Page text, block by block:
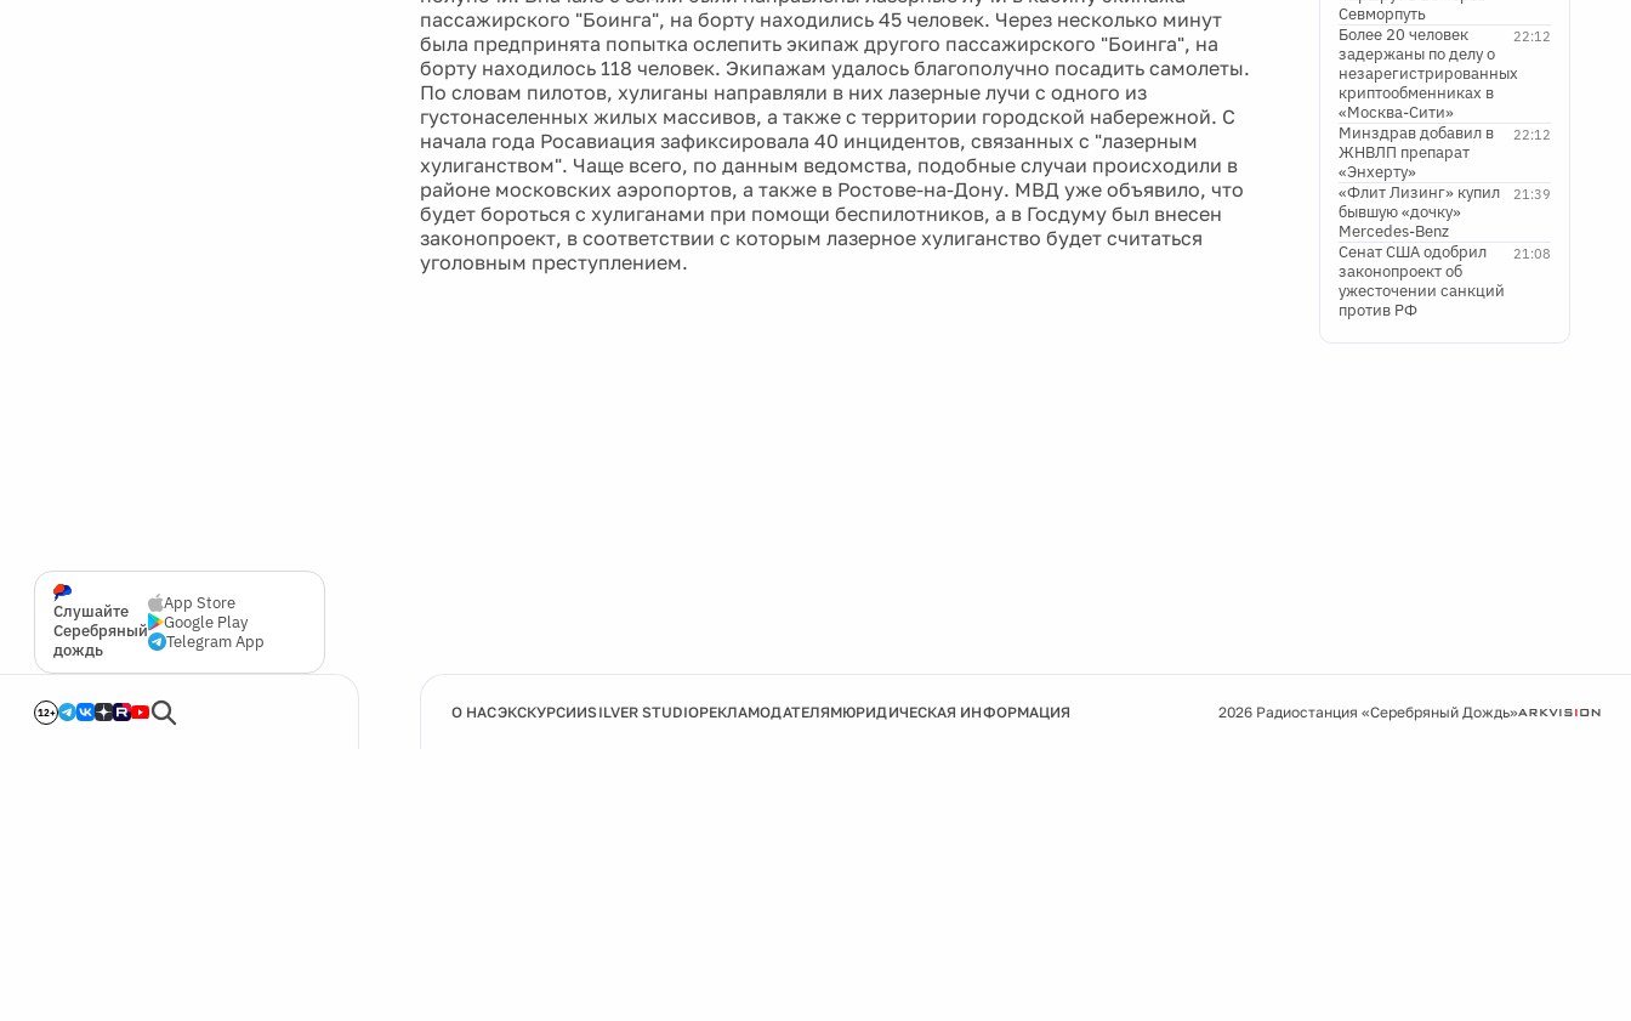
Слушайте
Серебряный
дождь
App Store
Google Play
Telegram App
12+
пассажирского "Боинга", на борту находились 45 человек. Через несколько минут
была предпринята попытка ослепить экипаж другого пассажирского "Боинга", на
борту находилось 118 человек. Экипажам удалось благополучно посадить самолеты.
По словам пилотов, хулиганы направляли в них лазерные лучи с одного из
густонаселенных жилых массивов, а также с территории городской набережной. С
начала года Росавиация зафиксировала 40 инцидентов, связанных с "лазерным
хулиганством". Чаще всего, по данным ведомства, подобные случаи происходили в
районе московских аэропортов, а также в Ростове-на-Дону. МВД уже объявило, что
будет бороться с хулиганами при помощи беспилотников, а в Госдуму был внесен
законопроект, в соответствии с которым лазерное хулиганство будет считаться
уголовным преступлением.
Севморпуть
22:12
Более 20 человек
задержаны по делу о
незарегистрированных
криптообменниках в
«Москва-Сити»
22:12
Минздрав добавил в
ЖНВЛП препарат
«Энхерту»
21:39
«Флит Лизинг» купил
бывшую «дочку»
Mercedes-Benz
21:08
Сенат США одобрил
законопроект об
ужесточении санкций
против РФ
О НАСЭКСКУРСИИSILVER STUDIOРЕКЛАМОДАТЕЛЯМЮРИДИЧЕСКАЯ ИНФОРМАЦИЯ 2026 Радиостанция «Серебряный Дождь»